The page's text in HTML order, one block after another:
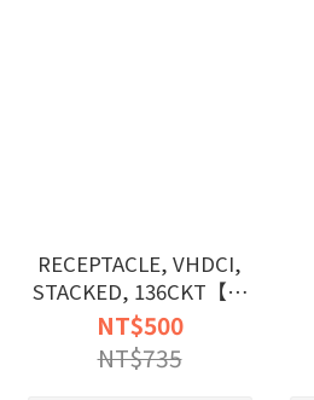
RECEPTACLE, VHDCI,
STACKED, 136CKT【限
量】
NT$500
NT$735